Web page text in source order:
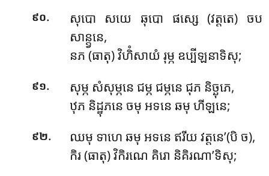
៩០.
សុបោ សយេ ឆុបោ ផស្សេ (វត្តតេ) ចប
សាន្ត្វនេ,
នភ (ធាតុ) វិហិំសាយំ រុម្ភ ឧប្បីឡនាទិសុ;
៩១.
សុម្ភ សំសុម្ភនេ ជម្ភ ជម្ភនេ ជុភ និច្ឆុភេ,
ឋុភ និដ្ឋុភនេ ចមុ អទនេ ឆមុ ហីឡនេ;
៩២.
ឈមុ ទាហេ ឆមុ អទនេ ឥរីយ វត្តនេ’(បិ ច),
កិរ (ធាតុ) វិកិរណេ គិរោ និគិរណា’ទិសុ;